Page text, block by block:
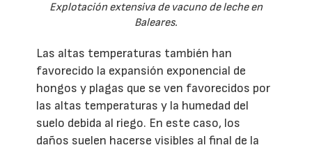
Explotación extensiva de vacuno de leche en
Baleares.
Las altas temperaturas también han
favorecido la expansión exponencial de
hongos y plagas que se ven favorecidos por
las altas temperaturas y la humedad del
suelo debida al riego. En este caso, los
daños suelen hacerse visibles al final de la